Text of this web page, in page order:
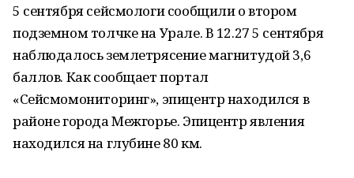
5 сентября сейсмологи сообщили о втором
подземном толчке на Урале. В 12.27 5 сентября
наблюдалось землетрясение магнитудой 3,6
баллов. Как сообщает портал
«Сейсмомониторинг», эпицентр находился в
районе города Межгорье. Эпицентр явления
находился на глубине 80 км.